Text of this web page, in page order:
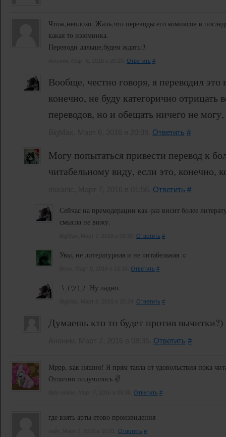
Чтож,неплохо. Жаль,что переводы его комиксов в
какая то изюминка.
Переводи дальше,будем ждать:3
Ответить #
Вообще, честно говоря, я переводил
конечно, не буду категорично
переводов, но и обещать ничего не
Ответить #
Могу попытаться привести перевод к
читабельному виду, если это, конечно,
Ответить #
Сейчас на премодерации как-раз висит более
смысла не вижу.
Ответить #
Увы, не литературная и не читабельная :c
Ответить #
¯\_(ツ)_/¯ Ну ладно.
Ответить #
Думаешь кто то будет против вычитки?)
Ответить #
Мррр, как няшно! Я прям таяла от удовольствия пока
Отлично получилось ✌
Ответить #
где взять арты етово произвидения
Ответить #